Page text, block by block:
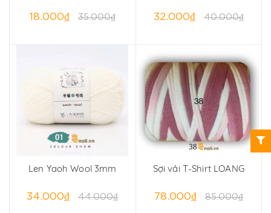
18.000₫ 35.000₫ 32.000₫ 40.000₫
Len Yaoh Wool 3mm
34.000₫ 44.000₫
Sợi vải T-Shirt LOANG
78.000₫ 85.000₫